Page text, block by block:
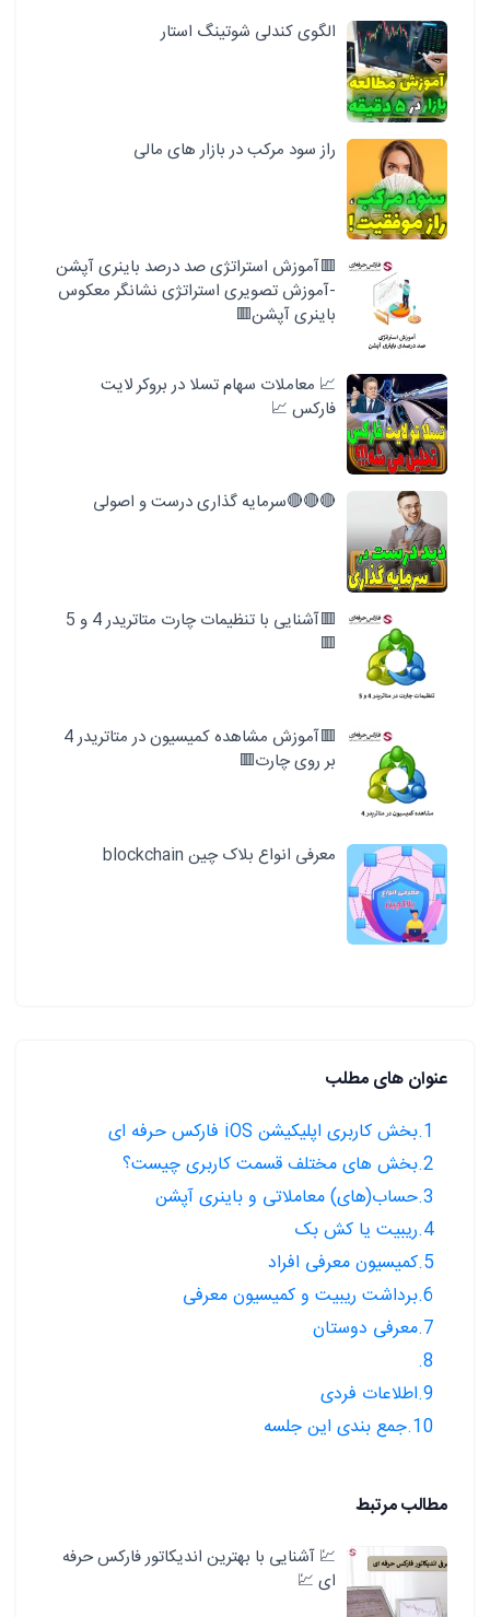
الگوی کندلی شوتینگ استار
راز سود مرکب در بازار های مالی
🟥آموزش استراتژی صد درصد باینری آپشن
-آموزش تصویری استراتژی نشانگر معکوس
باینری آپشن🟥
📈 معاملات سهام تسلا در بروکر لایت
فارکس 📈
🔴🔴🔴سرمایه گذاری درست و اصولی
🟥آشنایی با تنظیمات چارت متاتریدر 4 و 5
🟥
🟥آموزش مشاهده کمیسیون در متاتریدر 4
بر روی چارت🟥
معرفی انواع بلاک چین blockchain
عنوان های مطلب
1.بخش کاربری اپلیکیشن iOS فارکس حرفه ای
2.بخش های مختلف قسمت کاربری چیست؟
3.حساب(های) معاملاتی و باینری آپشن
4.ریبیت یا کش بک
5.کمیسیون معرفی افراد
6.برداشت ریبیت و کمیسیون معرفی
7.معرفی دوستان
8.
9.اطلاعات فردی
10.جمع بندی این جلسه
مطالب مرتبط
💹 آشنایی با بهترین اندیکاتور فارکس حرفه
ای 💹